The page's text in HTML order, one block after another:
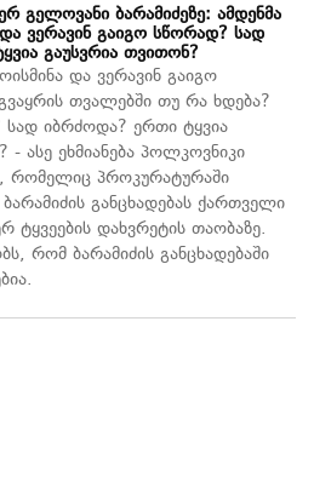
გელოვანი ბარამიძეზე: ამდენმა
ვერავინ გაიგო სწორად? სად
გაუსვრია თვითონ?
და ვერავინ გაიგო
თვალებში თუ რა ხდება?
იბრძოდა? ერთი ტყვია
- ასე ეხმიანება პოლკოვნიკი
რომელიც პროკურატურაში
განცხადებას ქართველი
ტყვეების დახვრეტის თაობაზე.
რომ ბარამიძის განცხადებაში